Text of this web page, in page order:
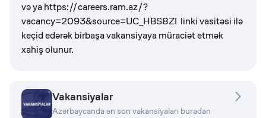
və yahttps://careers.ram.az/?
vacancy=2093&source=UC_HBS8ZI linki vasitəsi ilə
keçid edərək birbaşa vakansiyaya müraciət etmək
xahiş olunur.
Vakansiyalar
Azərbaycanda ən son vakansiyaları buradan